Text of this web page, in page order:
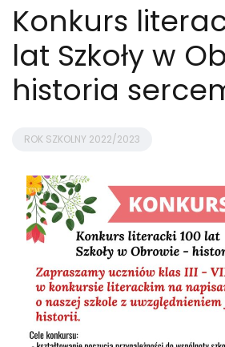
Konkurs
lat Szkoły w
historia
ROK SZKOLNY 2022/2023